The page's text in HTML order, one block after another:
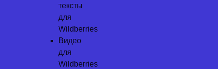
тексты
для
Wildberries
Видео
для
Wildberries